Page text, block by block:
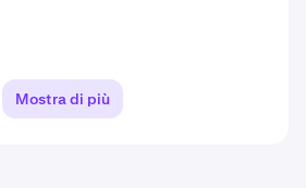
Mostra di più